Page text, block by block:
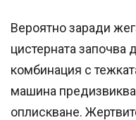
Вероятно заради
цистерната започва
комбинация с
машина
оплискване.